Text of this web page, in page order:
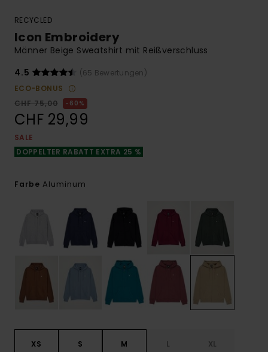
RECYCLED
Icon Embroidery
Männer Beige Sweatshirt mit Reißverschluss
4.5
(65 Bewertungen)
ECO-BONUS
CHF 75,00
60%
CHF 29,99
SALE
DOPPELTER RABATT EXTRA 25 %
Farbe Aluminum
XS S M L XL